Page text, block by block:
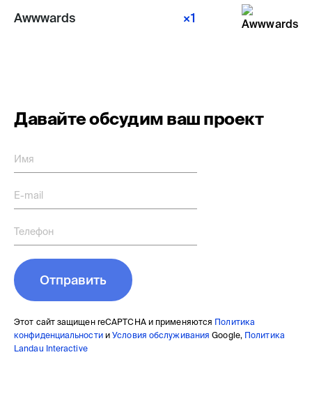
Awwwards ×1
Давайте обсудим ваш проект
Имя
E-mail
Телефон
Отправить
Этот сайт защищен reCAPTCHA и применяются Политика
конфиденциальностииУсловия обслуживания Google, Политика
Landau Interactive